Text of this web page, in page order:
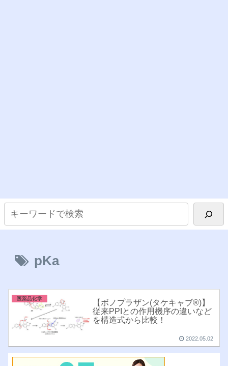
pKa
医薬品化学
【ボノプラザン(タケキャブ®︎)】
従来PPIとの作用機序の違いなど
を構造式から比較！
2022.05.02